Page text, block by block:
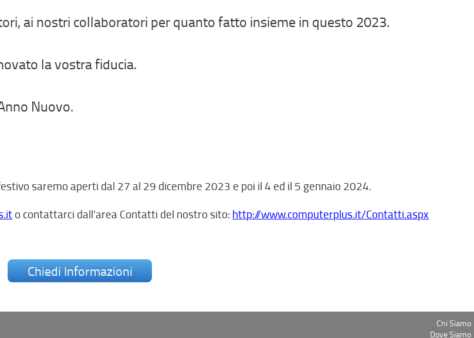
ai nostri collaboratori per quanto fatto insieme in questo 2023.
la vostra fiducia.
Nuovo.
saremo aperti dal 27 al 29 dicembre 2023 e poi il 4 ed il 5 gennaio 2024.
o contattarci dall'area Contatti del nostro sito: http://www.computerplus.it/Contatti.aspx
Chiedi Informazioni
Chi Siamo
Dove Siamo